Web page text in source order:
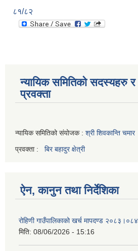
८१/८२
न्यायिक समितिको सदस्यहरु र
प्रवक्ता
न्यायिक समितिको संयोजक : श्री शिवकान्ति चमार
प्रवक्ता : बिर बहादुर क्षेत्री
ऐन, कानुन तथा निर्देशिका
रोहिणी गाउँपालिकाको खर्च मापदण्ड २०८३।०८४
मिति: 08/06/2026 - 15:16